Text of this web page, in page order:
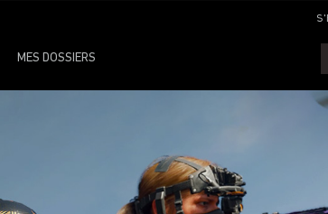
MES DOSSIERS